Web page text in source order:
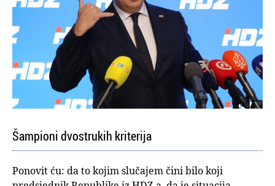
Šampioni dvostrukih kriterija
Ponovit ću: da to kojim slučajem čini bilo koji